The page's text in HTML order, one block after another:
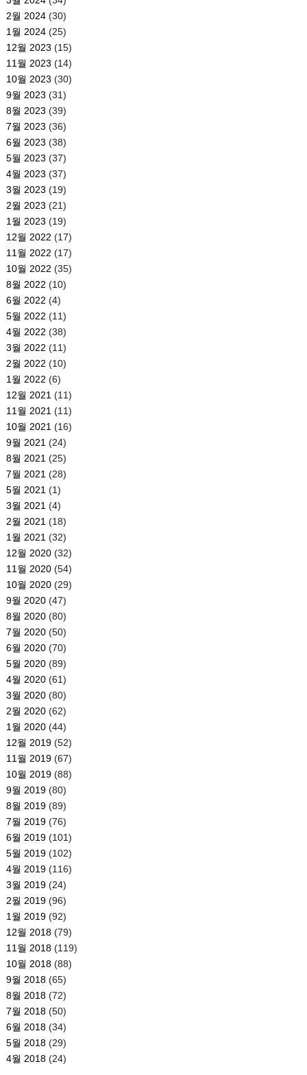
2월 2024(30)
1월 2024(25)
12월 2023 (15)
11월 2023 (14)
10월 2023 (30)
9월 2023 (31)
8월 2023 (39)
7월 2023 (36)
6월 2023 (38)
5월 2023 (37)
4월 2023 (37)
3월 2023 (19)
2월 2023 (21)
1월 2023 (19)
12월 2022 (17)
11월 2022 (17)
10월 2022 (35)
8월 2022 (10)
6월 2022 (4)
5월 2022 (11)
4월 2022 (38)
3월 2022 (11)
2월 2022 (10)
1월 2022 (6)
12월 2021 (11)
11월 2021 (11)
10월 2021 (16)
9월 2021 (24)
8월 2021 (25)
7월 2021 (28)
5월 2021 (1)
3월 2021 (4)
2월 2021 (18)
1월 2021 (32)
12월 2020(32)
11월 2020(54)
10월 2020(29)
9월 2020(47)
8월 2020(80)
7월 2020(50)
6월 2020(70)
5월 2020(89)
4월 2020(61)
3월 2020(80)
2월 2020(62)
1월 2020(44)
12월 2019(52)
11월 2019(67)
10월 2019(88)
9월 2019(80)
8월 2019(89)
7월 2019(76)
6월 2019(101)
5월 2019(102)
4월 2019(116)
3월 2019(24)
2월 2019(96)
1월 2019(92)
12월 2018(79)
11월 2018(119)
10월 2018(88)
9월 2018(65)
8월 2018(72)
7월 2018(50)
6월 2018(34)
5월 2018(29)
4월 2018(24)